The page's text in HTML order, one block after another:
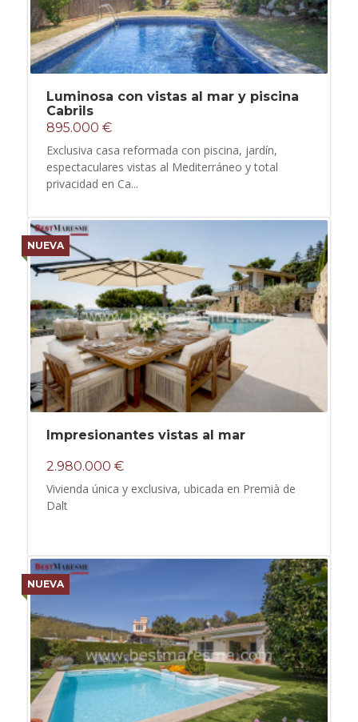
Luminosa con vistas al mar y piscina
Cabrils
895.000 €
Exclusiva casa reformada con piscina, jardín,
espectaculares vistas al Mediterráneo y total
privacidad en Ca...
NUEVA
Impresionantes vistas al mar
2.980.000 €
Vivienda única y exclusiva, ubicada en Premià de
Dalt
NUEVA